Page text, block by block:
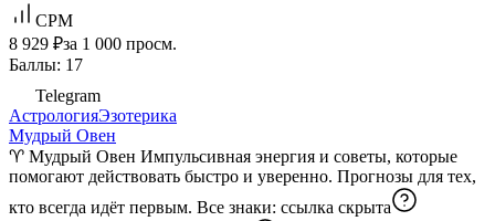
CPM
8 929 ₽за 1 000 просм.
Баллы: 17
Telegram
АстрологияЭзотерика
Мудрый Овен
♈️ Мудрый Овен Импульсивная энергия и советы, которые
помогают действовать быстро и уверенно. Прогнозы для тех,
кто всегда идёт первым. Все знаки: ссылка скрыта